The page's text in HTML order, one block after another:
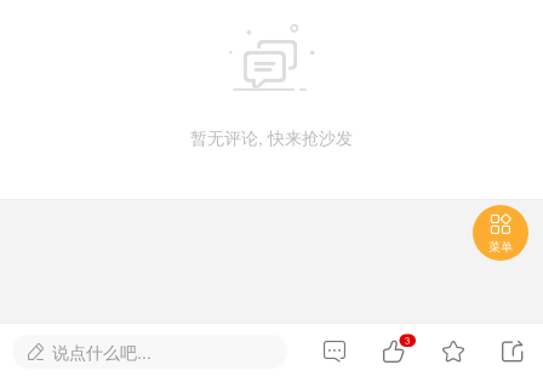

暂无评论, 快来抢沙发

菜单
 说点什么吧...  3  